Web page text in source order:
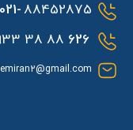
021-88452875
626
88 38 0933